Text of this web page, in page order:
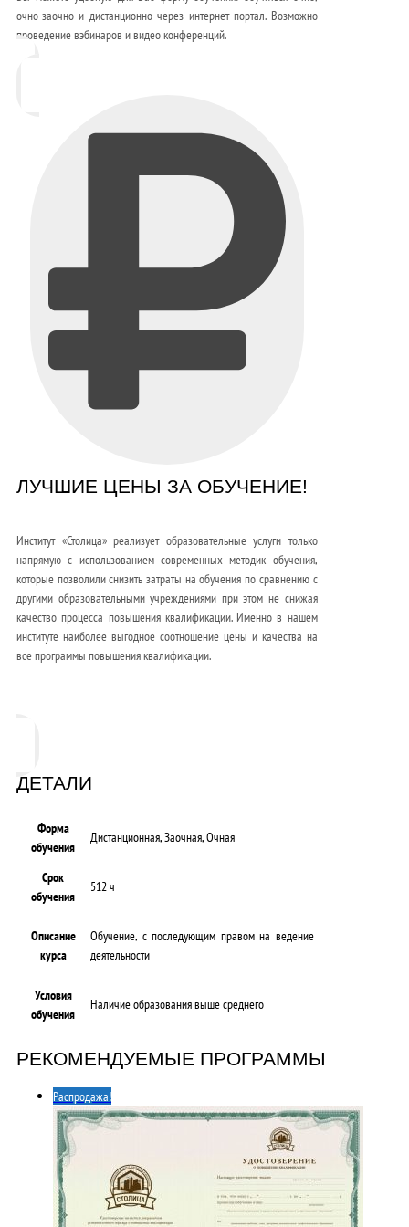
очно-заочно и дистанционно через интернет портал. Возможно
проведение вэбинаров и видео конференций.
ЛУЧШИЕ ЦЕНЫ ЗА ОБУЧЕНИЕ!
Институт «Столица» реализует образовательные услуги только
напрямую с использованием современных методик обучения,
которые позволили снизить затраты на обучения по сравнению с
другими образовательными учреждениями при этом не снижая
качество процесса повышения квалификации. Именно в нашем
институте наиболее выгодное соотношение цены и качества на
все программы повышения квалификации.
ДЕТАЛИ
Форма
обучения
Дистанционная, Заочная, Очная
Срок
обучения
512 ч
Описание
курса
Обучение, с последующим правом на ведение
деятельности
Условия
обучения
Наличие образования выше среднего
РЕКОМЕНДУЕМЫЕ ПРОГРАММЫ
Распродажа!